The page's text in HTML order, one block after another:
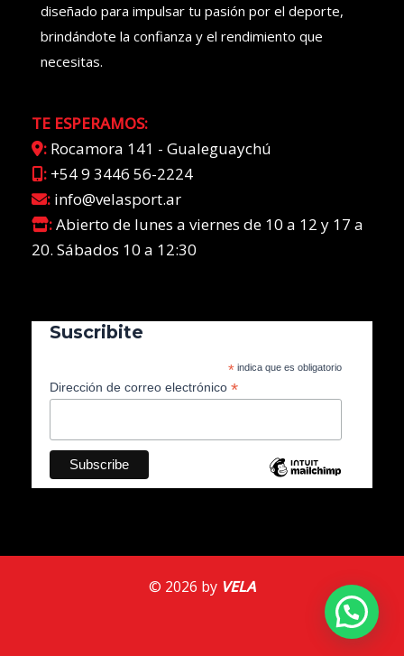
diseñado para impulsar tu pasión por el deporte,
brindándote la confianza y el rendimiento que
necesitas.
TE ESPERAMOS:
: Rocamora 141 - Gualeguaychú
: +54 9 3446 56-2224
: info@velasport.ar
:Abierto de lunes a viernes de 10 a 12 y 17 a
20. Sábados 10 a 12:30
Suscribite
* indica que es obligatorio
Dirección de correo electrónico *
© 2026 by VELA